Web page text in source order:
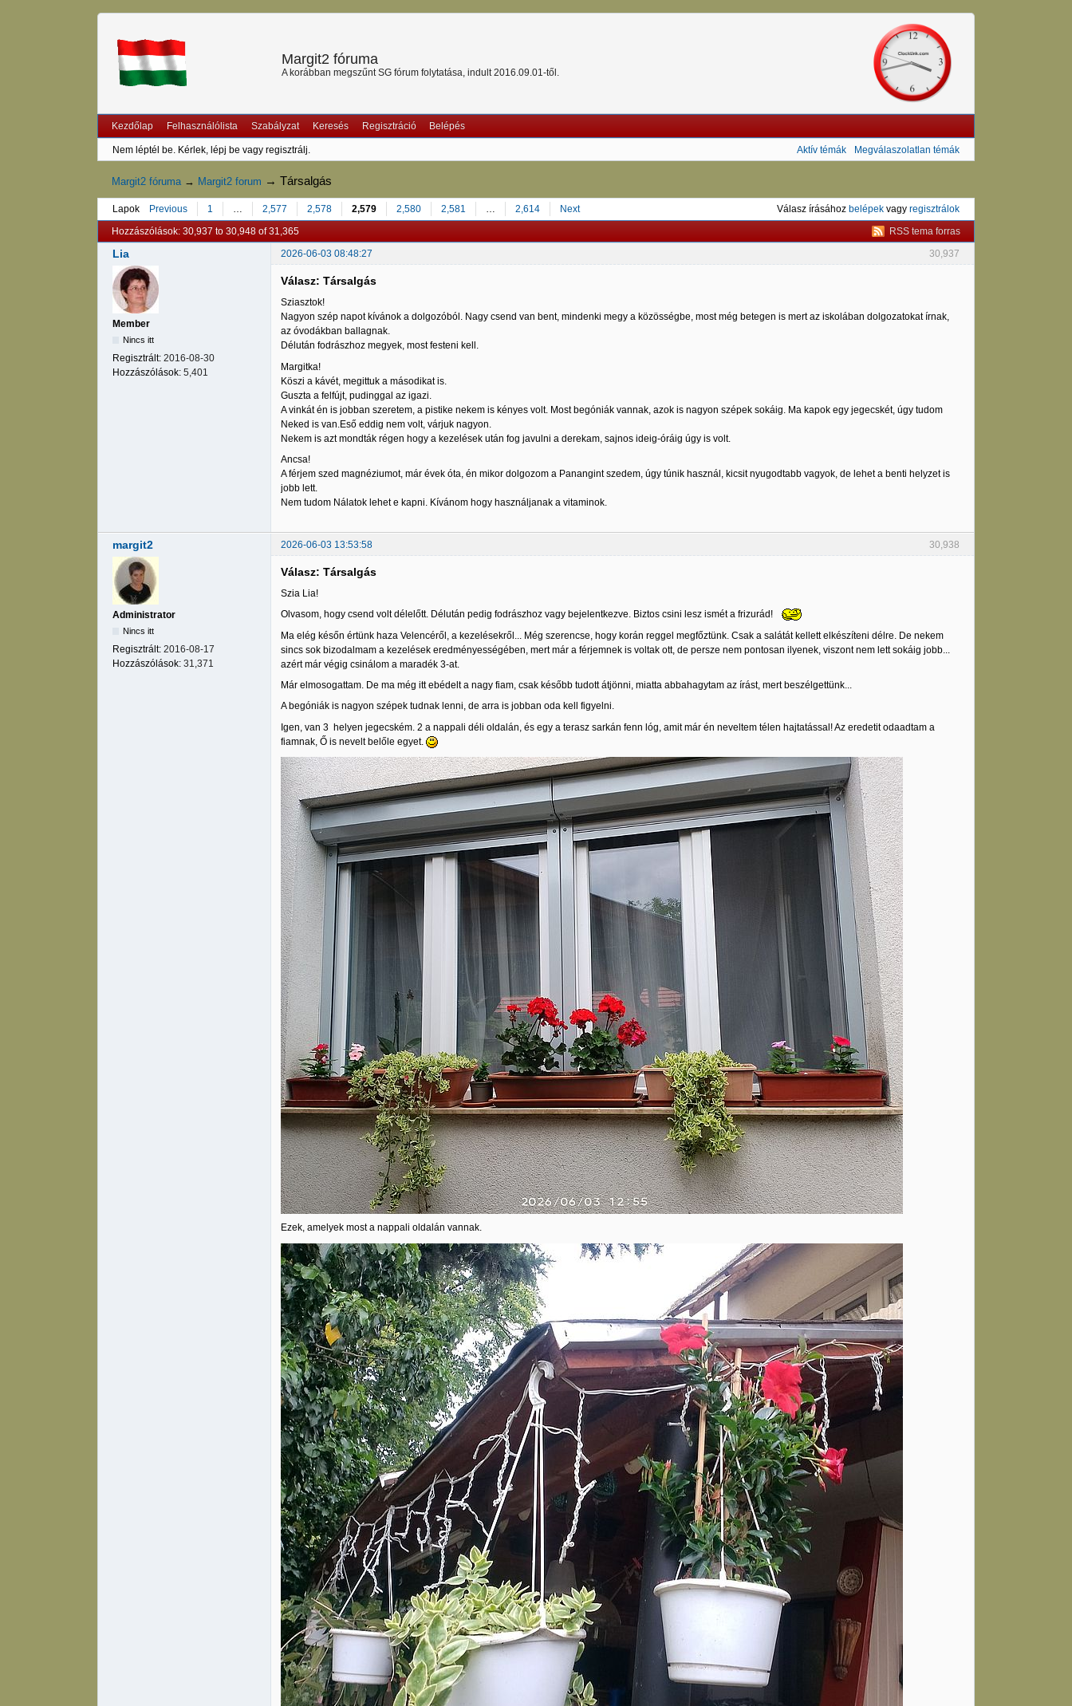
Margit2 fóruma
A korábban megszűnt SG fórum folytatása, indult 2016.09.01-től.
Kezdőlap Felhasználólista Szabályzat Keresés Regisztráció Belépés
Nem léptél be. Kérlek, lépj be vagy regisztrálj. Aktív témák Megválaszolatlan témák
Margit2 fóruma → Margit2 forum →Társalgás
Lapok Previous 1 … 2,577 2,578 2,579 2,580 2,581 … 2,614 Next Válasz írásához belépek vagy regisztrálok
RSS tema forras
Hozzászólások: 30,937 to 30,948 of 31,365
30,937
Lia 2026-06-03 08:48:27
Member
Nincs itt
Regisztrált: 2016-08-30
Hozzászólások: 5,401
Válasz: Társalgás
Sziasztok!
Nagyon szép napot kívánok a dolgozóból. Nagy csend van bent, mindenki megy a közösségbe, most még betegen is mert az iskolában dolgozatokat írnak,
az óvodákban ballagnak.
Délután fodrászhoz megyek, most festeni kell.
Margitka!
Köszi a kávét, megittuk a másodikat is.
Guszta a felfújt, pudinggal az igazi.
A vinkát én is jobban szeretem, a pistike nekem is kényes volt. Most begóniák vannak, azok is nagyon szépek sokáig. Ma kapok egy jegecskét, úgy tudom
Neked is van.Eső eddig nem volt, várjuk nagyon.
Nekem is azt mondták régen hogy a kezelések után fog javulni a derekam, sajnos ideig-óráig úgy is volt.
Ancsa!
A férjem szed magnéziumot, már évek óta, én mikor dolgozom a Panangint szedem, úgy túnik használ, kicsit nyugodtabb vagyok, de lehet a benti helyzet is
jobb lett.
Nem tudom Nálatok lehet e kapni. Kívánom hogy használjanak a vitaminok.
30,938
margit2 2026-06-03 13:53:58
Administrator
Nincs itt
Regisztrált: 2016-08-17
Hozzászólások: 31,371
Válasz: Társalgás
Szia Lia!
Olvasom, hogy csend volt délelőtt. Délután pedig fodrászhoz vagy bejelentkezve. Biztos csini lesz ismét a frizurád!
Ma elég későn értünk haza Velencéről, a kezelésekről... Még szerencse, hogy korán reggel megfőztünk. Csak a salátát kellett elkészíteni délre. De nekem
sincs sok bizodalmam a kezelések eredményességében, mert már a férjemnek is voltak ott, de persze nem pontosan ilyenek, viszont nem lett sokáig jobb...
azért már végig csinálom a maradék 3-at.
Már elmosogattam. De ma még itt ebédelt a nagy fiam, csak később tudott átjönni, miatta abbahagytam az írást, mert beszélgettünk...
A begóniák is nagyon szépek tudnak lenni, de arra is jobban oda kell figyelni.
Igen, van 3 helyen jegecském. 2 a nappali déli oldalán, és egy a terasz sarkán fenn lóg, amit már én neveltem télen hajtatással! Az eredetit odaadtam a
fiamnak, Ő is nevelt belőle egyet.
Ezek, amelyek most a nappali oldalán vannak.